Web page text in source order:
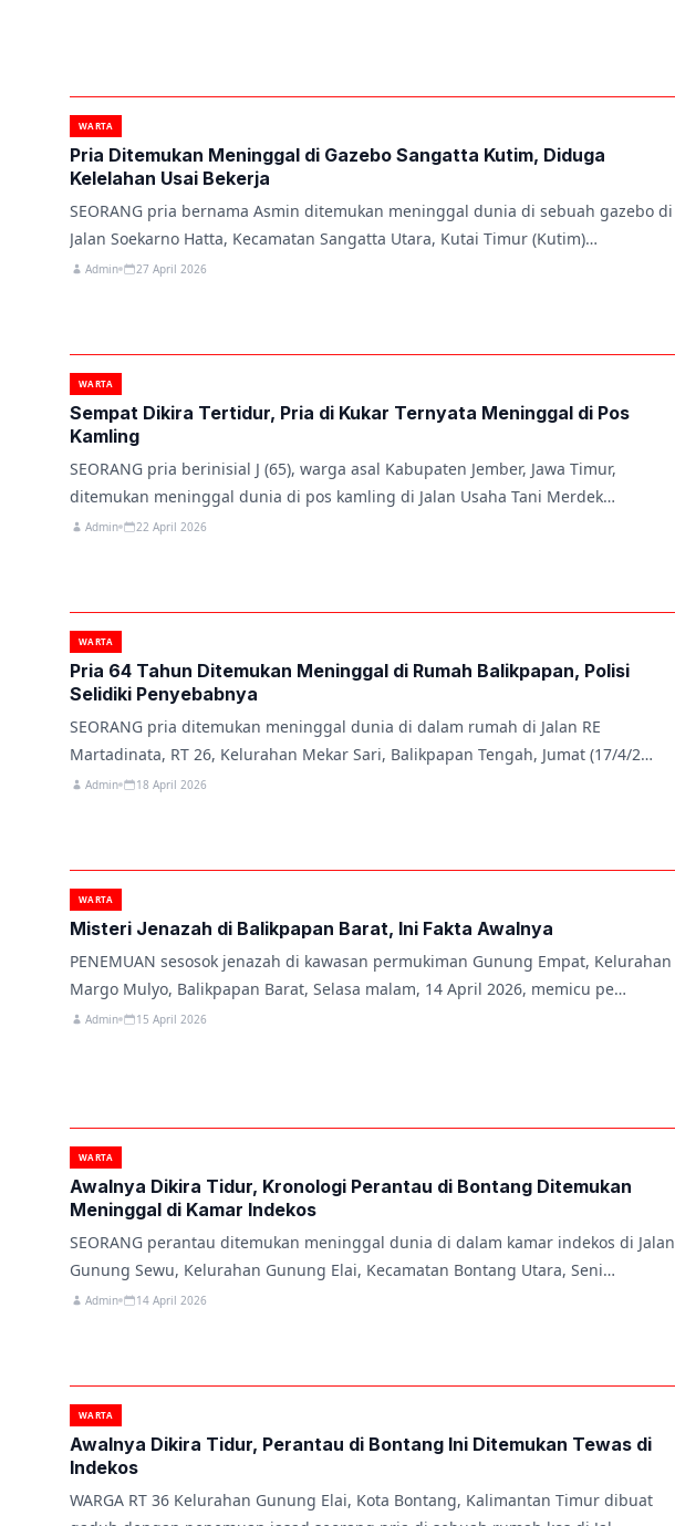
WARTA
Pria Ditemukan Meninggal di Gazebo Sangatta Kutim, Diduga
Kelelahan Usai Bekerja
SEORANG pria bernama Asmin ditemukan meninggal dunia di sebuah gazebo di
Jalan Soekarno Hatta, Kecamatan Sangatta Utara, Kutai Timur (Kutim)…
Admin 27 April 2026
WARTA
Sempat Dikira Tertidur, Pria di Kukar Ternyata Meninggal di Pos
Kamling
SEORANG pria berinisial J (65), warga asal Kabupaten Jember, Jawa Timur,
ditemukan meninggal dunia di pos kamling di Jalan Usaha Tani Merdek…
Admin 22 April 2026
WARTA
Pria 64 Tahun Ditemukan Meninggal di Rumah Balikpapan, Polisi
Selidiki Penyebabnya
SEORANG pria ditemukan meninggal dunia di dalam rumah di Jalan RE
Martadinata, RT 26, Kelurahan Mekar Sari, Balikpapan Tengah, Jumat (17/4/2…
Admin 18 April 2026
WARTA
Misteri Jenazah di Balikpapan Barat, Ini Fakta Awalnya
PENEMUAN sesosok jenazah di kawasan permukiman Gunung Empat, Kelurahan
Margo Mulyo, Balikpapan Barat, Selasa malam, 14 April 2026, memicu pe…
Admin 15 April 2026
WARTA
Awalnya Dikira Tidur, Kronologi Perantau di Bontang Ditemukan
Meninggal di Kamar Indekos
SEORANG perantau ditemukan meninggal dunia di dalam kamar indekos di Jalan
Gunung Sewu, Kelurahan Gunung Elai, Kecamatan Bontang Utara, Seni…
Admin 14 April 2026
WARTA
Awalnya Dikira Tidur, Perantau di Bontang Ini Ditemukan Tewas di
Indekos
WARGA RT 36 Kelurahan Gunung Elai, Kota Bontang, Kalimantan Timur dibuat